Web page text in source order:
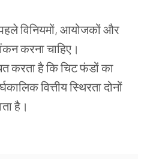
विनियमों, आयोजकों और
करना चाहिए।
करता है कि चिट फंडों का
वित्तीय स्थिरता दोनों
है।